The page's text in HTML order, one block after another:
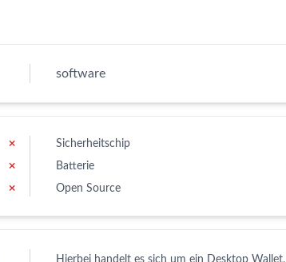
software
✗
✗
✗
Sicherheitschip
Batterie
Open Source
Hierbei handelt es sich um ein Desktop Wallet,